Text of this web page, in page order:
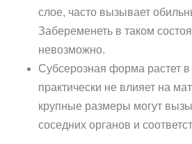
слое, часто вызывает
Забеременеть в таком
невозможно.
Субсерозная форма растет
практически не влияет на
крупные размеры могут
соседних органов и